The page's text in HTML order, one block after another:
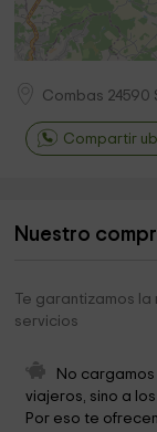
Combas 24590
Compartir
Nuestro
Te garantizamos
servicios
No
viajeros, sino a
Por eso te